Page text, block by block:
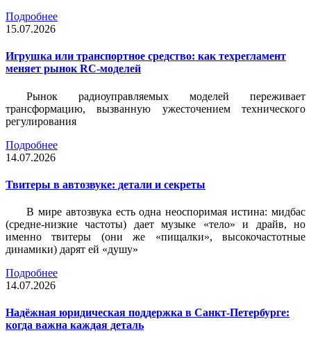
Подробнее
15.07.2026
Игрушка или транспортное средство: как техрегламент
меняет рынок RC-моделей
Рынок радиоуправляемых моделей переживает
трансформацию, вызванную ужесточением технического
регулирования
Подробнее
14.07.2026
Твитеры в автозвуке: детали и секреты
В мире автозвука есть одна неоспоримая истина: мидбас
(средне-низкие частоты) дает музыке «тело» и драйв, но
именно твитеры (они же «пищалки», высокочастотные
динамики) дарят ей «душу»
Подробнее
14.07.2026
Надёжная юридическая поддержка в Санкт-Петербурге:
когда важна каждая деталь